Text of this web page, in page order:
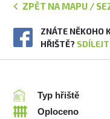
ZPĚT NA MAPU /
ZNÁTE NĚKOHO
HŘIŠTĚ?
Typ hřiště
Oploceno